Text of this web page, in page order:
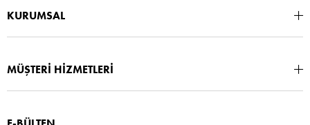
KURUMSAL
MÜŞTERİ HİZMETLERİ